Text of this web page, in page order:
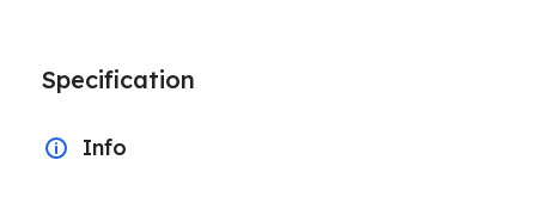
Specification
Info